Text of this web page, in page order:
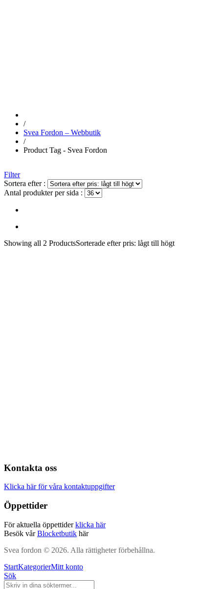
/
Svea Fordon – Webbutik
/
Product Tag - Svea Fordon
Filter
Sortera efter :
Antal produkter per sida :
Showing all 2 ProductsSorterade efter pris: lågt till högt
Kontakta oss
Klicka här för våra kontaktuppgifter
Öppettider
För aktuella öppettiderklicka här
Besök vårBlocketbutik här
Svea fordon © 2026. Alla rättigheter förbehållna.
StartKategorierMitt konto
Sök